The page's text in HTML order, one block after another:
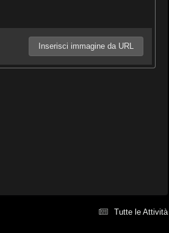
Inserisci immagine da URL
Tutte le Attività